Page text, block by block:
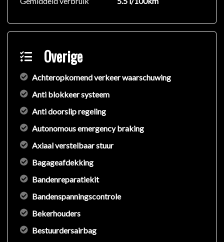
Overige
Achteropkomend verkeer waarschuwing
Anti blokkeer systeem
Anti doorslip regeling
Autonomous emergency braking
Axiaal verstelbaar stuur
Bagageafdekking
Bandenreparatiekit
Bandenspanningscontrole
Bekerhouders
Bestuurdersairbag